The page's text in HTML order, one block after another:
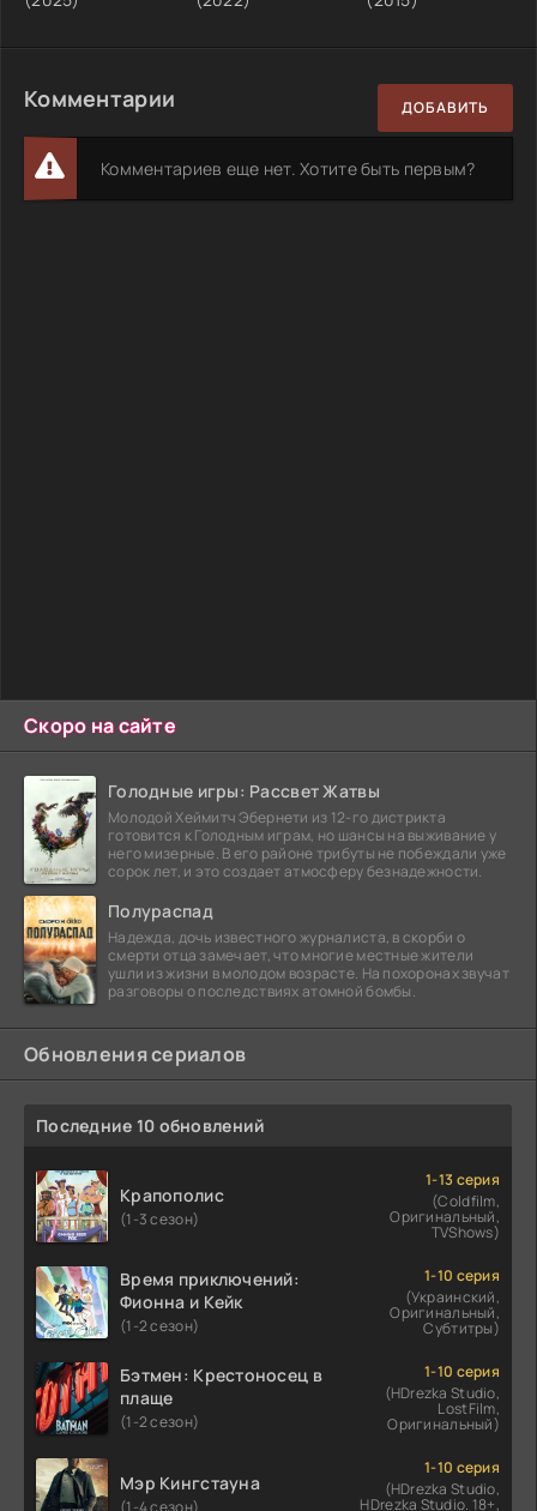
Скоро на сайте
Голодные игры: Рассвет Жатвы
Молодой Хеймитч Эбернети из 12-го дистрикта
готовится к Голодным играм, но шансы на выживание у
него мизерные. В его районе трибуты не побеждали уже
сорок лет, и это создает атмосферу безнадежности.
Полураспад
Надежда, дочь известного журналиста, в скорби о
смерти отца замечает, что многие местные жители
ушли из жизни в молодом возрасте. На похоронах звучат
разговоры о последствиях атомной бомбы.
Обновления сериалов
Последние 10 обновлений
Крапополис
(1-3 сезон)
1-13 серия
(Coldfilm,
Оригинальный,
TVShows)
Время приключений:
Фионна и Кейк
(1-2 сезон)
1-10 серия
(Украинский,
Оригинальный,
Субтитры)
Бэтмен: Крестоносец в
плаще
(1-2 сезон)
1-10 серия
(HDrezka Studio,
LostFilm,
Оригинальный)
Мэр Кингстауна
(1-4 сезон)
1-10 серия
(HDrezka Studio,
HDrezka Studio. 18+,
Комментарии ДОБАВИТЬ
Комментариев еще нет. Хотите быть первым?